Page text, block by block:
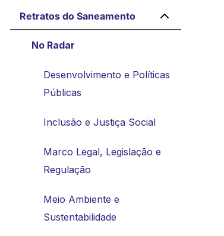
Retratos do Saneamento
No Radar
Desenvolvimento e Políticas
Públicas
Inclusão e Justiça Social
Marco Legal, Legislação e
Regulação
Meio Ambiente e
Sustentabilidade